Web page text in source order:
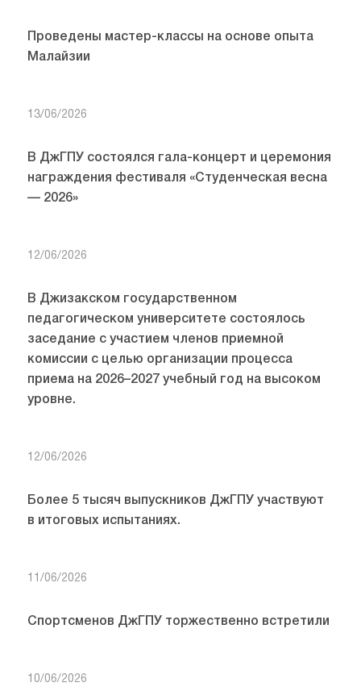
Проведены мастер-классы на основе опыта
Малайзии
13/06/2026
В ДжГПУ состоялся гала-концерт и церемония
награждения фестиваля «Студенческая весна
— 2026»
12/06/2026
В Джизакском государственном
педагогическом университете состоялось
заседание с участием членов приемной
комиссии с целью организации процесса
приема на 2026–2027 учебный год на высоком
уровне.
12/06/2026
Более 5 тысяч выпускников ДжГПУ участвуют
в итоговых испытаниях.
11/06/2026
Спортсменов ДжГПУ торжественно встретили
10/06/2026